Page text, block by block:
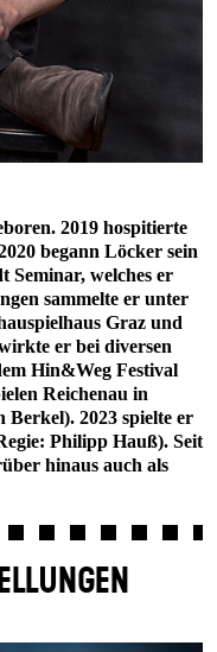
2019 hospitierte
begann Löcker sein
Seminar, welches er
sammelte er unter
Graz und
er bei diversen
Hin&Weg Festival
Reichenau in
Berkel). 2023 spielte er
Philipp Hauß). Seit
hinaus auch als